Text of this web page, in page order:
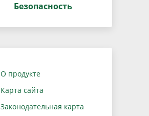
Безопасность
О продукте
Карта сайта
Законодательная карта